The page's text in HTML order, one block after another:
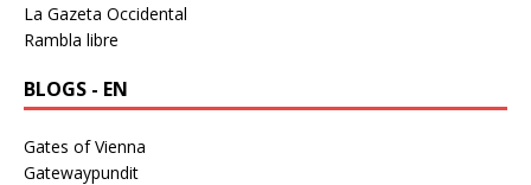
La Gazeta Occidental
Rambla libre
BLOGS - EN
Gates of Vienna
Gatewaypundit